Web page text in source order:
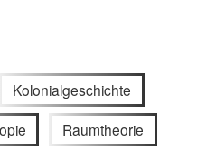
Kolonialgeschichte
Raumtheorie